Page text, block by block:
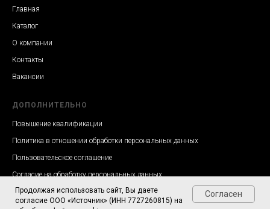
Главная
Каталог
О компании
Контакты
Вакансии
ДОПОЛНИТЕЛЬНО
Повышение квалификации
Политика в отношении обработки персональных данных
Пользовательское соглашение
Согласие на обработку персональных данных
Продолжая использовать сайт, Вы даете
согласие ООО «Источник» (ИНН 7727260815) на
Согласен